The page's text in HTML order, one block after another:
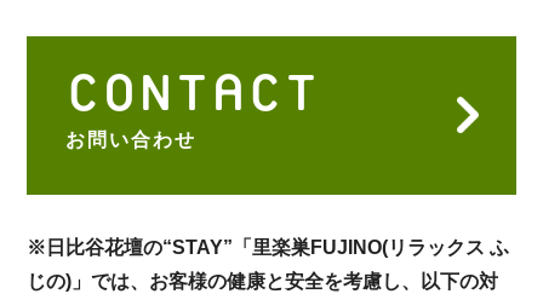
CONTACT
お問い合わせ
※日比谷花壇の“STAY”「里楽巣FUJINO(リラックス ふ
じの)」では、お客様の健康と安全を考慮し、以下の対